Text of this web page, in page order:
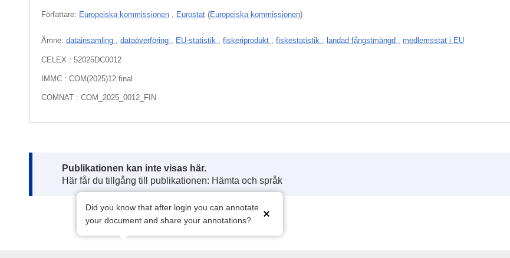
Författare: Europeiska kommissionen , Eurostat (Europeiska kommissionen)
Ämne: datainsamling , dataöverföring , EU-statistik , fiskeriprodukt , fiskestatistik , landad fångstmängd , medlemsstat i EU
CELEX : 52025DC0012
IMMC : COM(2025)12 final
COMNAT : COM_2025_0012_FIN
Note:
Publikationen kan inte visas här.
Här får du tillgång till publikationen: Hämta och språk
Did you know that after login you can annotate
your document and share your annotations?